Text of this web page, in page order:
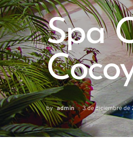
Spa
by admin 3 de diciembre de